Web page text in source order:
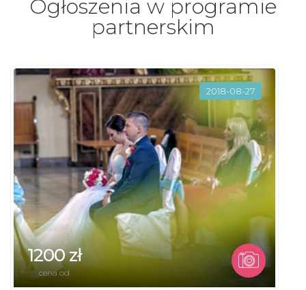
Ogłoszenia w programie
partnerskim
2018-08-27
1200 zł
cena od